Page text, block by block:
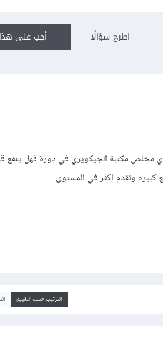
أجب على اطرح سؤالًا
مخلص مكتبة الجيكويري في دورة فهل ينفع
كبيره وتقدم اكثر في المستوى
الترتيب حسب التقييم